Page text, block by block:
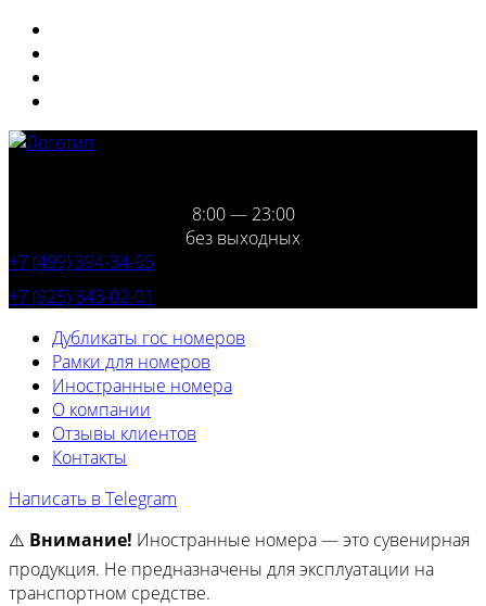
8:00 — 23:00
без выходных
+7 (499) 394-34-95
+7 (925) 343-02-01
Дубликаты гос номеров
Рамки для номеров
Иностранные номера
О компании
Отзывы клиентов
Контакты
Написать в Telegram
⚠️ Внимание! Иностранные номера — это сувенирная
продукция. Не предназначены для эксплуатации на
транспортном средстве.